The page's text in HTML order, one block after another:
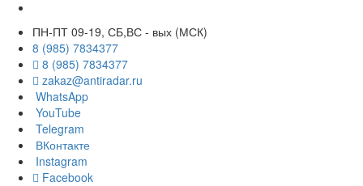
ПН-ПТ 09-19, СБ,ВС - вых (МСК)
8 (985) 7834377
8 (985) 7834377
zakaz@antiradar.ru
WhatsApp
YouTube
Telegram
ВКонтакте
Instagram
Facebook